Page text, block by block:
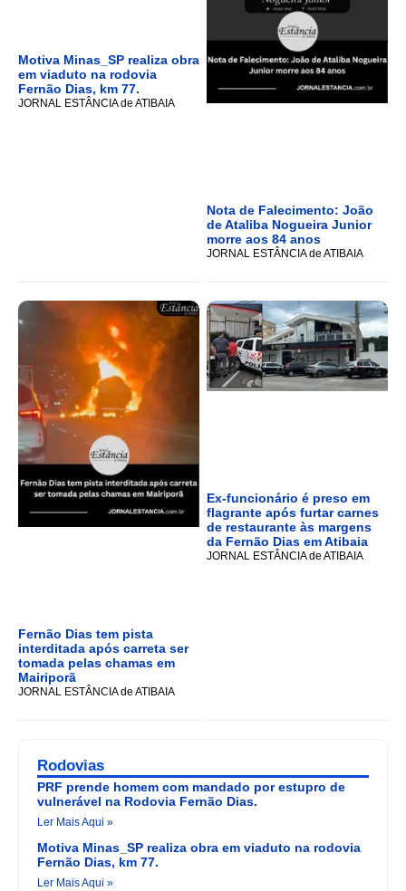
Motiva Minas_SP realiza obra
em viaduto na rodovia
Fernão Dias, km 77.
JORNAL ESTÂNCIA de ATIBAIA
Nota de Falecimento: João
de Ataliba Nogueira Junior
morre aos 84 anos
JORNAL ESTÂNCIA de ATIBAIA
Fernão Dias tem pista
interditada após carreta ser
tomada pelas chamas em
Mairiporã
JORNAL ESTÂNCIA de ATIBAIA
Ex-funcionário é preso em
flagrante após furtar carnes
de restaurante às margens
da Fernão Dias em Atibaia
JORNAL ESTÂNCIA de ATIBAIA
Rodovias
PRF prende homem com mandado por estupro de
vulnerável na Rodovia Fernão Dias.
Ler Mais Aqui »
Motiva Minas_SP realiza obra em viaduto na rodovia
Fernão Dias, km 77.
Ler Mais Aqui »